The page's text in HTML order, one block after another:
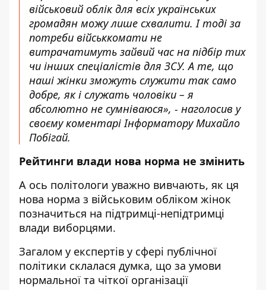
військовий облік для всіх українських
громадян можу лише схвалити. І тоді за
потреби військкомати не
витрачатимуть зайвий час на підбір тих
чи інших спеціалістів для ЗСУ. А те, що
наші жінки зможуть служити так само
добре, як і служать чоловіки – я
абсолютно не сумніваюся», - наголосив у
своєму коментарі Інформатору Михайло
Побігай.
Рейтинги влади нова норма не змінить
А ось політологи уважно вивчають, як ця
нова норма з військовим обліком жінок
позначиться на підтримці-непідтримці
влади виборцями.
Загалом у експертів у сфері публічної
політики склалася думка, що за умови
нормальної та чіткої організації